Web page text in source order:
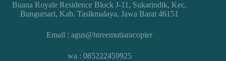
Buana Royale Residence Block J-11, Sukarindik, Kec.
Bungursari, Kab. Tasikmalaya, Jawa Barat 46151
Email : agus@htreemutiaracopier
wa : 085222459925